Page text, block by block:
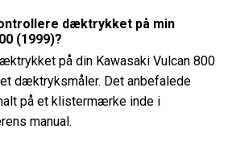
dæktrykket på min
(1999)?
på din Kawasaki Vulcan 800
dæktryksmåler. Det anbefalede
på et klistermærke inde i
manual.